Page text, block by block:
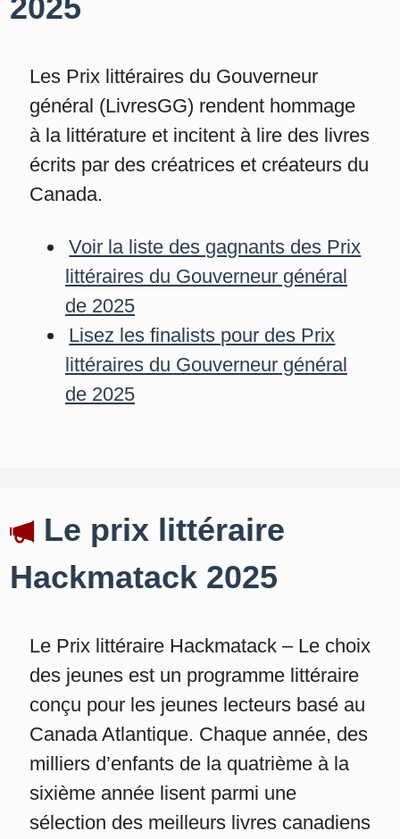
2025
Les Prix littéraires du Gouverneur
général (LivresGG) rendent hommage
à la littérature et incitent à lire des livres
écrits par des créatrices et créateurs du
Canada.
Voir la liste des gagnants des Prix
littéraires du Gouverneur général
de 2025
Lisez les finalists pour des Prix
littéraires du Gouverneur général
de 2025
Le prix littéraire
Hackmatack 2025
Le Prix littéraire Hackmatack – Le choix
des jeunes est un programme littéraire
conçu pour les jeunes lecteurs basé au
Canada Atlantique. Chaque année, des
milliers d’enfants de la quatrième à la
sixième année lisent parmi une
sélection des meilleurs livres canadiens